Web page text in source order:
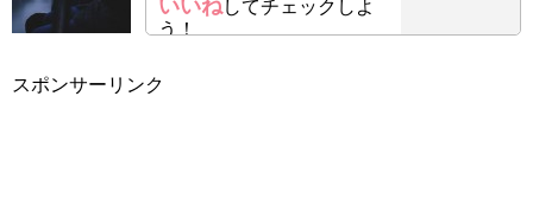
いいねしてチェックしよ
う！
スポンサーリンク